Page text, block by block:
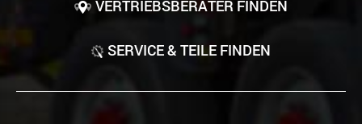
VERTRIEBSBERATER FINDEN
SERVICE & TEILE FINDEN